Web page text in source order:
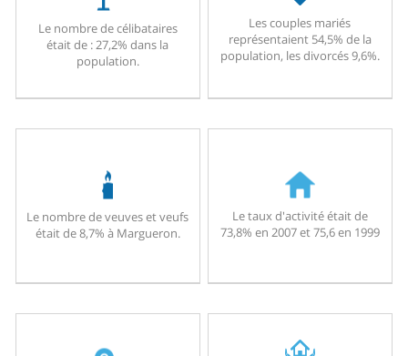
Le nombre de célibataires
était de : 27,2% dans la
population.
Les couples mariés
représentaient 54,5% de la
population, les divorcés 9,6%.
Le nombre de veuves et veufs
était de 8,7% à Margueron.
Le taux d'activité était de
73,8% en 2007 et 75,6 en 1999